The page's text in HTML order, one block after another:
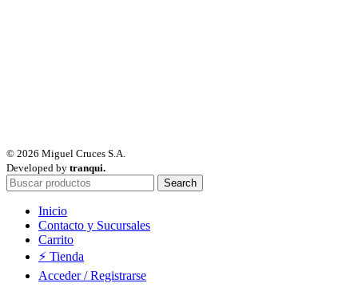
© 2026 Miguel Cruces S.A.
Developed by tranqui.
Search
Inicio
Contacto y Sucursales
Carrito
⚡ Tienda
Acceder / Registrarse